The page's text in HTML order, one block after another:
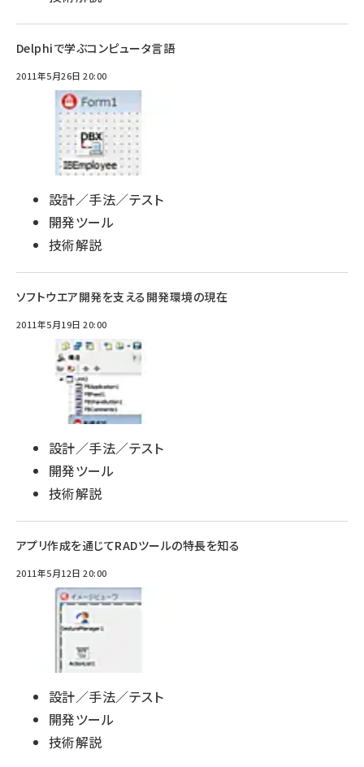
Delphiで学ぶコンピュータ言語
2011年5月26日 20:00
設計／手法／テスト
開発ツール
技術解説
ソフトウエア開発を支える開発環境の現在
2011年5月19日 20:00
設計／手法／テスト
開発ツール
技術解説
アプリ作成を通じてRADツールの特長を知る
2011年5月12日 20:00
設計／手法／テスト
開発ツール
技術解説